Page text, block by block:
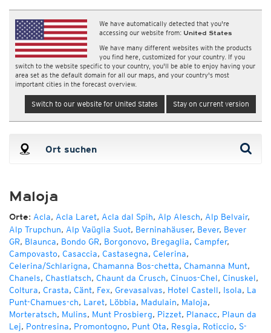
We have automatically detected that you're
accessing our website from: United States
We have many different websites with the products
you find here, customized for your country. If you
switch to the website specific to your country, you'll be able to enjoy having your
area set as the default domain for all our maps, and your country's most
important cities in the forecast overview.
Switch to our website for United States Stay on current version
Maloja
Orte: Acla, Acla Laret, Acla dal Spih, Alp Alesch, Alp Belvair,
Alp Trupchun, Alp Vaüglia Suot, Berninahäuser, Bever, Bever
GR, Blaunca, Bondo GR, Borgonovo, Bregaglia, Campfer,
Campovasto, Casaccia, Castasegna, Celerina,
Celerina/Schlarigna, Chamanna Bos-chetta, Chamanna Munt,
Chanels, Chastlatsch, Chaunt da Crusch, Cinuos-Chel, Cinuskel,
Coltura, Crasta, Cänt, Fex, Grevasalvas, Hotel Castell, Isola, La
Punt-Chamues-ch, Laret, Löbbia, Madulain, Maloja,
Morteratsch, Mulins, Munt Prosbierg, Pizzet, Planacc, Plaun da
Lej, Pontresina, Promontogno, Punt Ota, Resgia, Roticcio, S-